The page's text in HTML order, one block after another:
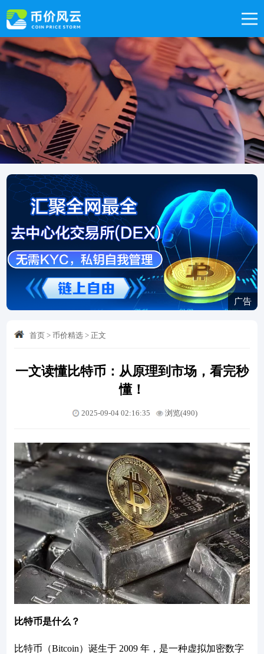
广告
首页> 币价精选> 正文
一文读懂比特币：从原理到市场，看完秒
懂！
2025-09-04 02:16:35 浏览(490)
比特币是什么？
比特币（Bitcoin）诞生于 2009 年，是一种虚拟加密数字